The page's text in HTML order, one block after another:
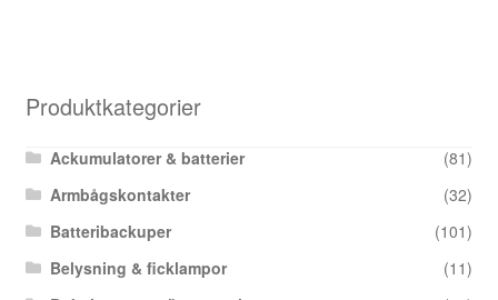
Produktkategorier
Ackumulatorer & batterier
(81)
Armbågskontakter
(32)
Batteribackuper
(101)
Belysning & ficklampor
(11)